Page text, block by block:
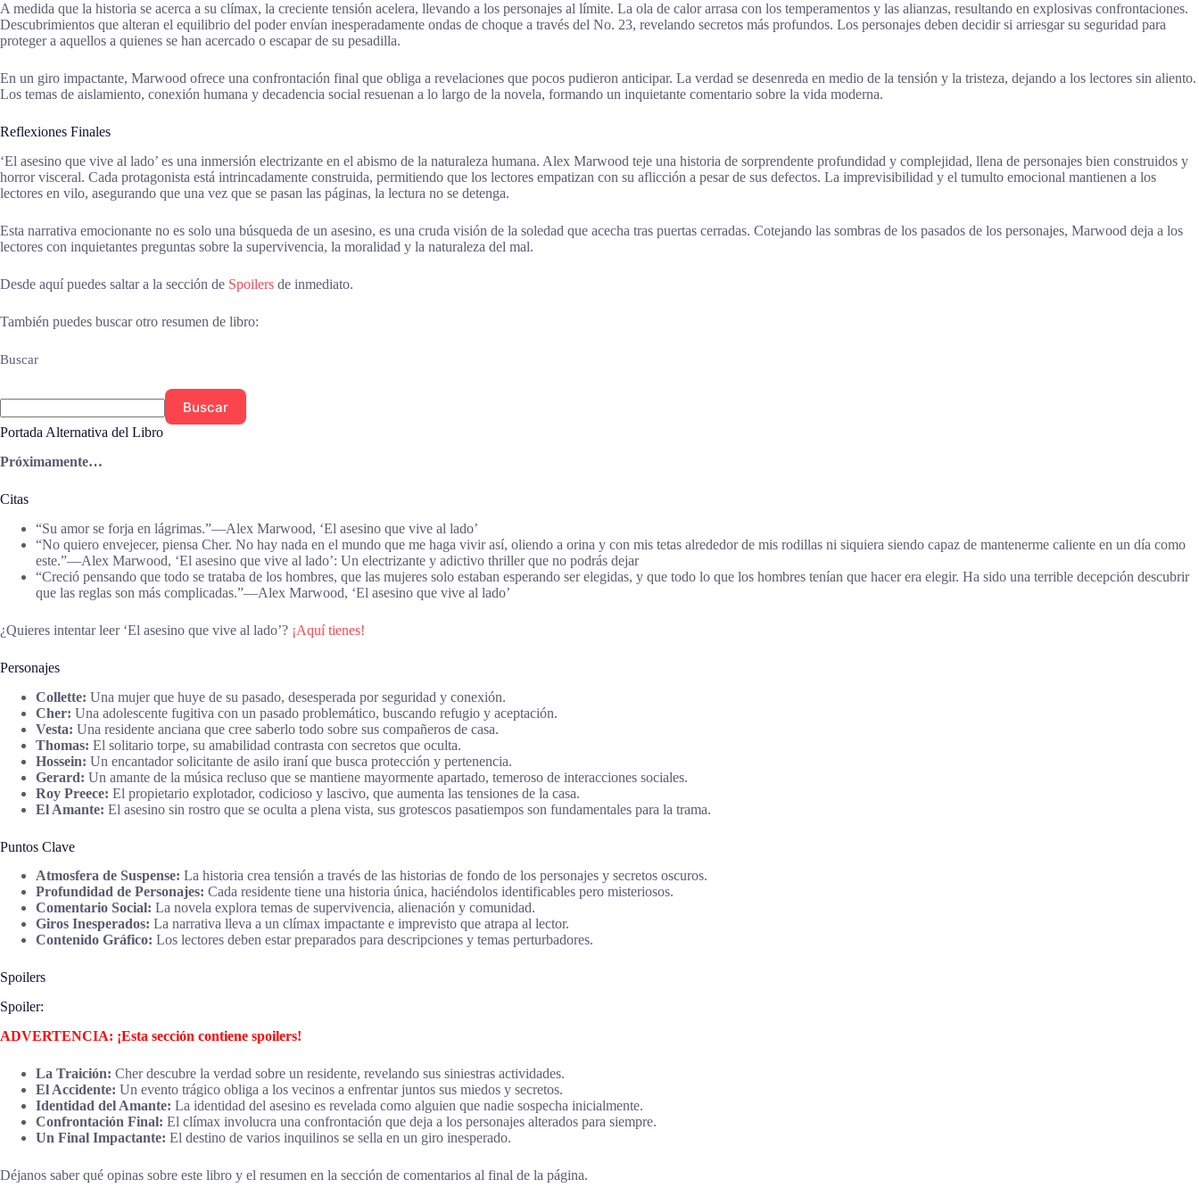
A medida que la historia se acerca a su clímax, la creciente tensión acelera, llevando a los personajes al límite. La ola de calor arrasa con los temperamentos y las alianzas, resultando en explosivas confrontaciones.
Descubrimientos que alteran el equilibrio del poder envían inesperadamente ondas de choque a través del No. 23, revelando secretos más profundos. Los personajes deben decidir si arriesgar su seguridad para
proteger a aquellos a quienes se han acercado o escapar de su pesadilla.
En un giro impactante, Marwood ofrece una confrontación final que obliga a revelaciones que pocos pudieron anticipar. La verdad se desenreda en medio de la tensión y la tristeza, dejando a los lectores sin aliento.
Los temas de aislamiento, conexión humana y decadencia social resuenan a lo largo de la novela, formando un inquietante comentario sobre la vida moderna.
Reflexiones Finales
‘El asesino que vive al lado’ es una inmersión electrizante en el abismo de la naturaleza humana. Alex Marwood teje una historia de sorprendente profundidad y complejidad, llena de personajes bien construidos y
horror visceral. Cada protagonista está intrincadamente construida, permitiendo que los lectores empatizan con su aflicción a pesar de sus defectos. La imprevisibilidad y el tumulto emocional mantienen a los
lectores en vilo, asegurando que una vez que se pasan las páginas, la lectura no se detenga.
Esta narrativa emocionante no es solo una búsqueda de un asesino, es una cruda visión de la soledad que acecha tras puertas cerradas. Cotejando las sombras de los pasados de los personajes, Marwood deja a los
lectores con inquietantes preguntas sobre la supervivencia, la moralidad y la naturaleza del mal.
Desde aquí puedes saltar a la sección de Spoilers de inmediato.
También puedes buscar otro resumen de libro:
Buscar
Buscar
Portada Alternativa del Libro
Próximamente…
Citas
“Su amor se forja en lágrimas.”―Alex Marwood, ‘El asesino que vive al lado’
“No quiero envejecer, piensa Cher. No hay nada en el mundo que me haga vivir así, oliendo a orina y con mis tetas alrededor de mis rodillas ni siquiera siendo capaz de mantenerme caliente en un día como
este.”―Alex Marwood, ‘El asesino que vive al lado’: Un electrizante y adictivo thriller que no podrás dejar
“Creció pensando que todo se trataba de los hombres, que las mujeres solo estaban esperando ser elegidas, y que todo lo que los hombres tenían que hacer era elegir. Ha sido una terrible decepción descubrir
que las reglas son más complicadas.”―Alex Marwood, ‘El asesino que vive al lado’
¿Quieres intentar leer ‘El asesino que vive al lado’? ¡Aquí tienes!
Personajes
Collette: Una mujer que huye de su pasado, desesperada por seguridad y conexión.
Cher: Una adolescente fugitiva con un pasado problemático, buscando refugio y aceptación.
Vesta: Una residente anciana que cree saberlo todo sobre sus compañeros de casa.
Thomas: El solitario torpe, su amabilidad contrasta con secretos que oculta.
Hossein: Un encantador solicitante de asilo iraní que busca protección y pertenencia.
Gerard: Un amante de la música recluso que se mantiene mayormente apartado, temeroso de interacciones sociales.
Roy Preece: El propietario explotador, codicioso y lascivo, que aumenta las tensiones de la casa.
El Amante: El asesino sin rostro que se oculta a plena vista, sus grotescos pasatiempos son fundamentales para la trama.
Puntos Clave
Atmosfera de Suspense: La historia crea tensión a través de las historias de fondo de los personajes y secretos oscuros.
Profundidad de Personajes: Cada residente tiene una historia única, haciéndolos identificables pero misteriosos.
Comentario Social: La novela explora temas de supervivencia, alienación y comunidad.
Giros Inesperados: La narrativa lleva a un clímax impactante e imprevisto que atrapa al lector.
Contenido Gráfico: Los lectores deben estar preparados para descripciones y temas perturbadores.
Spoilers
Spoiler:
ADVERTENCIA: ¡Esta sección contiene spoilers!
La Traición: Cher descubre la verdad sobre un residente, revelando sus siniestras actividades.
El Accidente: Un evento trágico obliga a los vecinos a enfrentar juntos sus miedos y secretos.
Identidad del Amante: La identidad del asesino es revelada como alguien que nadie sospecha inicialmente.
Confrontación Final: El clímax involucra una confrontación que deja a los personajes alterados para siempre.
Un Final Impactante: El destino de varios inquilinos se sella en un giro inesperado.
Déjanos saber qué opinas sobre este libro y el resumen en la sección de comentarios al final de la página.